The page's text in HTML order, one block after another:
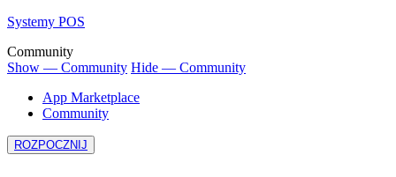
Systemy POS
Community
Show — Community Hide — Community
App Marketplace
Community
ROZPOCZNIJ